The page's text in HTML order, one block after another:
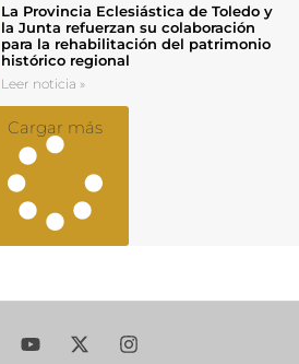
La Provincia Eclesiástica de Toledo y
la Junta refuerzan su colaboración
para la rehabilitación del patrimonio
histórico regional
Leer noticia »
Cargar más